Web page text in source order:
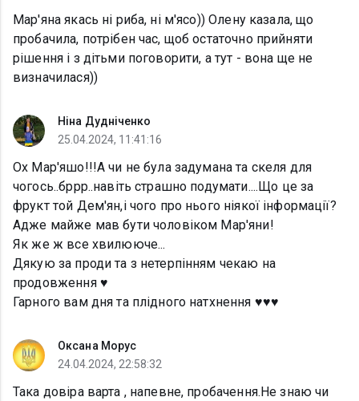
Мар'яна якась ні риба, ні м'ясо)) Олену казала, що
пробачила, потрібен час, щоб остаточно прийняти
рішення і з дітьми поговорити, а тут - вона ще не
визначилася))
Ніна Дудніченко
25.04.2024, 11:41:16
Ох Мар'яшо!!!А чи не була задумана та скеля для
чогось..бррр..навіть страшно подумати....Що це за
фрукт той Дем'ян,і чого про нього ніякої інформації?
Адже майже мав бути чоловіком Мар'яни!
Як же ж все хвилююче...
Дякую за проди та з нетерпінням чекаю на
продовження ♥️
Гарного вам дня та плідного натхнення ♥️♥️♥️
Оксана Морус
24.04.2024, 22:58:32
Така довіра варта , напевне, пробачення.Не знаю чи